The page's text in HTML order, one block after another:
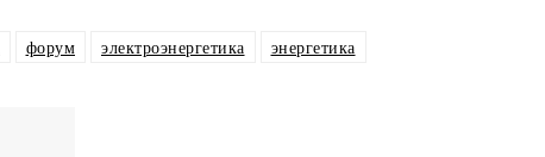
форум электроэнергетика энергетика